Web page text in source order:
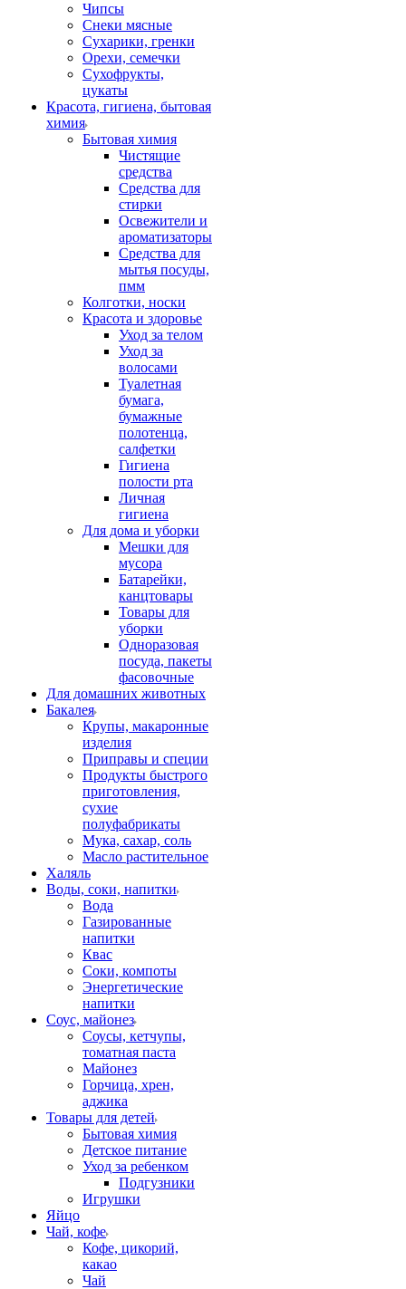
Чипсы
Снеки мясные
Сухарики, гренки
Орехи, семечки
Сухофрукты,
цукаты
Красота, гигиена, бытовая
химия
Бытовая химия
Чистящие
средства
Средства для
стирки
Освежители и
ароматизаторы
Средства для
мытья посуды,
пмм
Колготки, носки
Красота и здоровье
Уход за телом
Уход за
волосами
Туалетная
бумага,
бумажные
полотенца,
салфетки
Гигиена
полости рта
Личная
гигиена
Для дома и уборки
Мешки для
мусора
Батарейки,
канцтовары
Товары для
уборки
Одноразовая
посуда, пакеты
фасовочные
Для домашних животных
Бакалея
Крупы, макаронные
изделия
Приправы и специи
Продукты быстрого
приготовления,
сухие
полуфабрикаты
Мука, сахар, соль
Масло растительное
Халяль
Воды, соки, напитки
Вода
Газированные
напитки
Квас
Соки, компоты
Энергетические
напитки
Соус, майонез
Соусы, кетчупы,
томатная паста
Майонез
Горчица, хрен,
аджика
Товары для детей
Бытовая химия
Детское питание
Уход за ребенком
Подгузники
Игрушки
Яйцо
Чай, кофе
Кофе, цикорий,
какао
Чай